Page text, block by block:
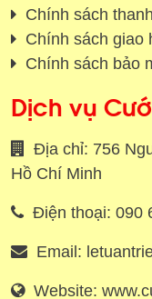
Chính sách
Chính sách giao
Chính sách bảo
Dịch vụ
Địa chỉ: 756
Hồ Chí Minh
Điện thoại: 090
Email:
Website: